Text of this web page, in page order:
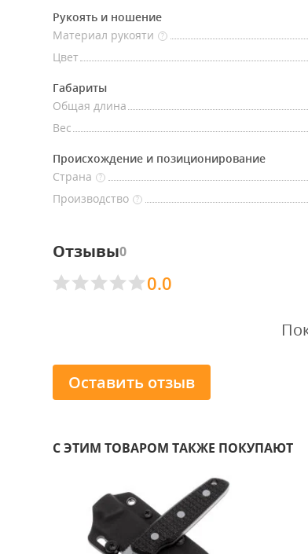
Рукоять и ношение
Материал рукояти
?
Цвет
Габариты
Общая длина
Вес
Происхождение и позиционирование
Страна
?
Производство
?
Отзывы0
0.0
Оставить отзыв
С ЭТИМ ТОВАРОМ ТАКЖЕ ПОКУПАЮТ